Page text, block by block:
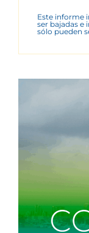
Este informe
ser bajadas e
sólo pueden